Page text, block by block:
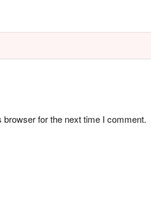
for the next time I comment.